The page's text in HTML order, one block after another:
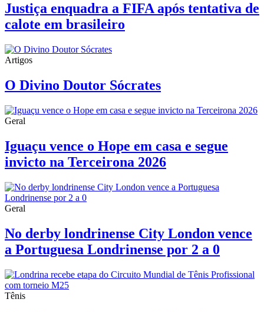
Justiça enquadra a FIFA após tentativa de
calote em brasileiro
Artigos
O Divino Doutor Sócrates
Geral
Iguaçu vence o Hope em casa e segue
invicto na Terceirona 2026
Geral
No derby londrinense City London vence
a Portuguesa Londrinense por 2 a 0
Tênis